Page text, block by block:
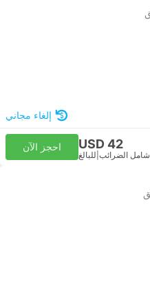
إلغاء مجاني
USD 42
شامل الضرائب للبالغ
احجز الآن